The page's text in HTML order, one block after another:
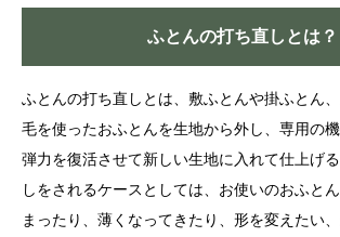
ふとんの打ち直しとは？
ふとんの打ち直しとは、敷ふとんや掛ふとん
毛を使ったおふとんを生地から外し、専用の
弾力を復活させて新しい生地に入れて仕上げ
しをされるケースとしては、お使いのおふと
まったり、薄くなってきたり、形を変えたい